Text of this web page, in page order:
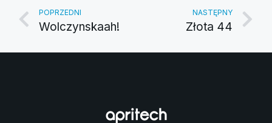
POPRZEDNI
Wolczynskaah!
NASTĘPNY
Złota 44